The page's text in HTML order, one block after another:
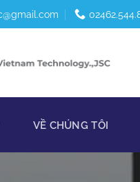
VỀ CHÚNG TÔI